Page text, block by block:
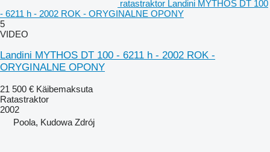
ratastraktor Landini MYTHOS DT 100
- 6211 h - 2002 ROK - ORYGINALNE OPONY
5
VIDEO
Landini MYTHOS DT 100 - 6211 h - 2002 ROK -
ORYGINALNE OPONY
21 500 € Käibemaksuta
Ratastraktor
2002
Poola, Kudowa Zdrój